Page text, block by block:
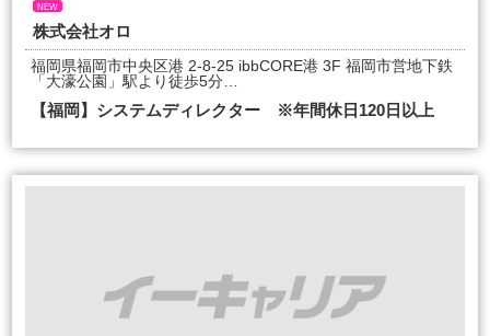
NEW
株式会社オロ
福岡県福岡市中央区港 2-8-25 ibbCORE港 3F 福岡市営地下鉄
「大濠公園」駅より徒歩5分…
【福岡】システムディレクター ※年間休日120日以上